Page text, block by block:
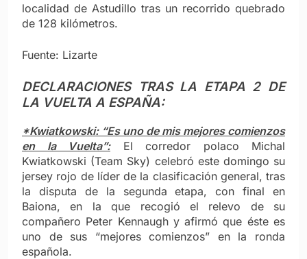
localidad de Astudillo tras un recorrido quebrado
de 128 kilómetros.
Fuente: Lizarte
DECLARACIONES TRAS LA ETAPA 2 DE
LA VUELTA A ESPAÑA:
*Kwiatkowski: “Es uno de mis mejores comienzos
en la Vuelta”:El corredor polaco Michal
Kwiatkowski (Team Sky) celebró este domingo su
jersey rojo de líder de la clasificación general, tras
la disputa de la segunda etapa, con final en
Baiona, en la que recogió el relevo de su
compañero Peter Kennaugh y afirmó que éste es
uno de sus “mejores comienzos” en la ronda
española.